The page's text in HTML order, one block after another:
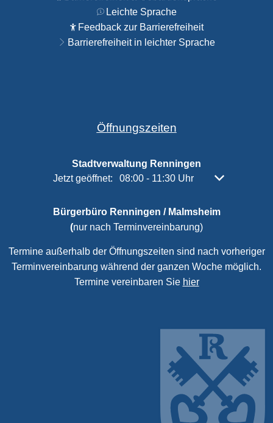
Leichte Sprache
Feedback zur Barrierefreiheit
Barrierefreiheit in leichter Sprache
Öffnungszeiten
Stadtverwaltung Renningen
Klicken, um weitere Öffnungs- oder Schließzeiten
Jetzt geöffnet: 08:00- 11:30Uhr Von 08:00 bis
Bürgerbüro Renningen / Malmsheim
(nur nach Terminvereinbarung)
Termine außerhalb der Öffnungszeiten sind nach vorheriger
Terminvereinbarung während der ganzen Woche möglich.
Termine vereinbaren Sie hier